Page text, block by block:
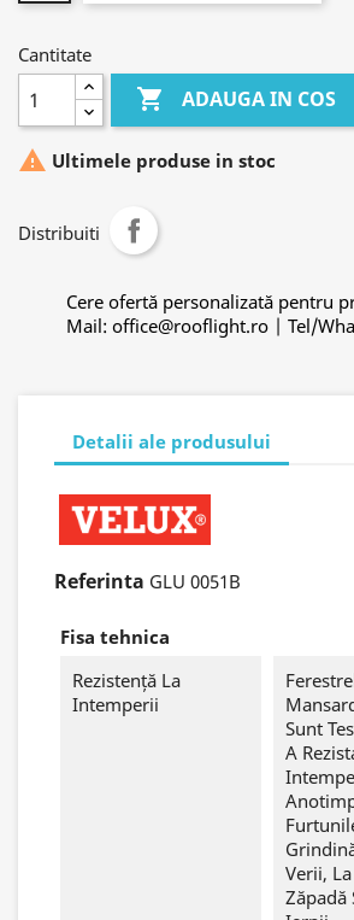
Cantitate
 ADAUGA IN COS
 Ultimele produse in stoc
Distribuiti
Cere ofertă personalizată pentru
Mail: office@rooflight.ro | Tel/
Detalii ale produsului
Referinta GLU 0051B
Fisa tehnica
Rezistență La
Intemperii
Sunt
A
Verii,
Zăpadă